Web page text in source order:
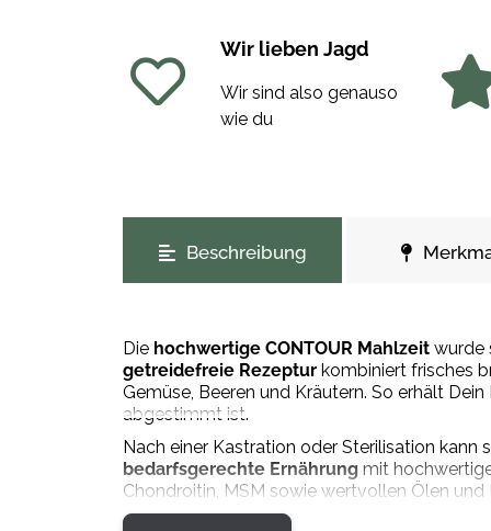
Wir lieben Jagd
Wir sind also genauso
wie du
Beschreibung
Die hochwertige CONTOUR Mahlzeit wurde
getreidefreie Rezeptur kombiniert frisches
Gemüse, Beeren und Kräutern. So erhält
abgestimmt ist.
Nach einer Kastration oder Sterilisation kann
bedarfsgerechte Ernährung mit
Chondroitin, MSM sowie wertvollen Ölen
ausgeglichenes Leben führen sollen.